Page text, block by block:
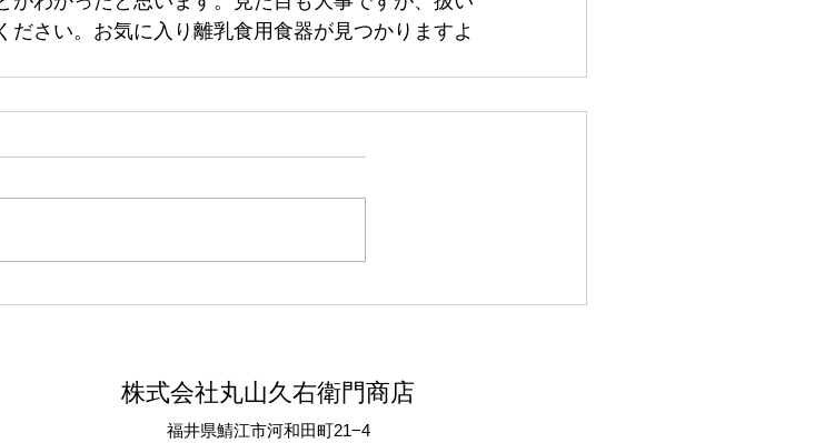
さい。お気に入り離乳食用食器が見つかりますよ
株式会社丸山久右衛門商店
​福井県鯖江市河和田町21−4